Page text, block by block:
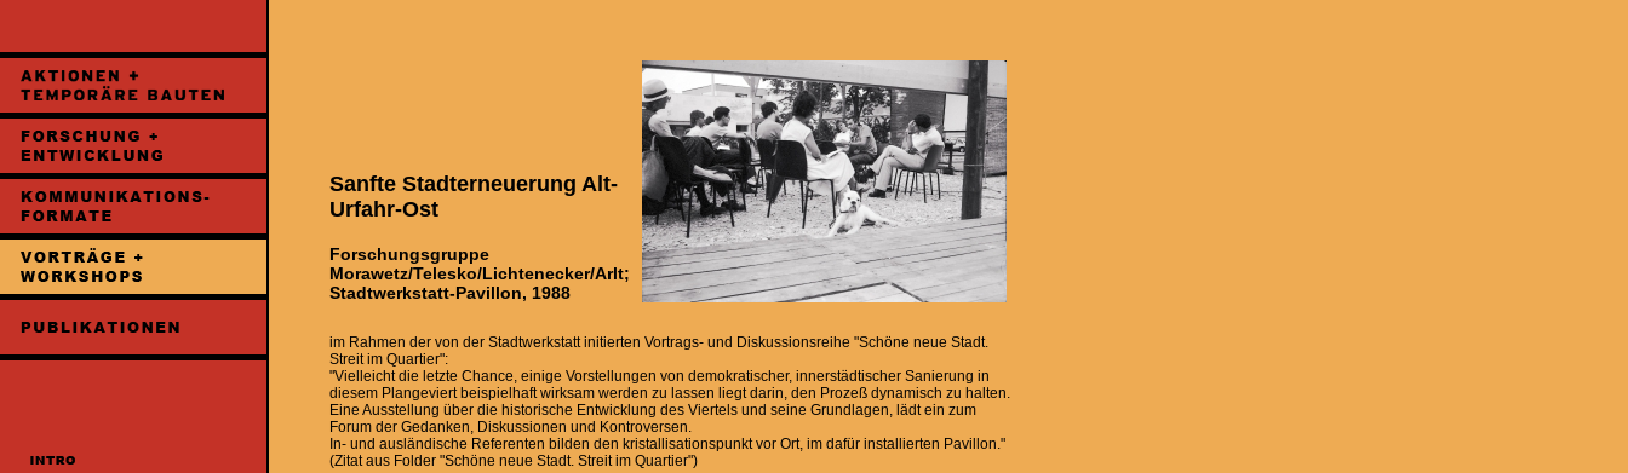
Sanfte Stadterneuerung Alt-
Urfahr-Ost
Forschungsgruppe
Morawetz/Telesko/Lichtenecker/Arlt;
Stadtwerkstatt-Pavillon, 1988
im Rahmen der von der Stadtwerkstatt initierten Vortrags- und Diskussionsreihe "Schöne neue Stadt.
Streit im Quartier":
"Vielleicht die letzte Chance, einige Vorstellungen von demokratischer, innerstädtischer Sanierung in
diesem Plangeviert beispielhaft wirksam werden zu lassen liegt darin, den Prozeß dynamisch zu halten.
Eine Ausstellung über die historische Entwicklung des Viertels und seine Grundlagen, lädt ein zum
Forum der Gedanken, Diskussionen und Kontroversen.
In- und ausländische Referenten bilden den kristallisationspunkt vor Ort, im dafür installierten Pavillon."
(Zitat aus Folder "Schöne neue Stadt. Streit im Quartier")